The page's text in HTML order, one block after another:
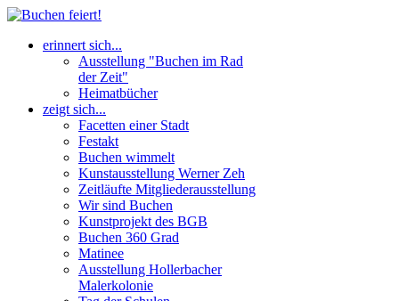
erinnert sich...
Ausstellung "Buchen im Rad
der Zeit"
Heimatbücher
zeigt sich...
Facetten einer Stadt
Festakt
Buchen wimmelt
Kunstausstellung Werner Zeh
Zeitläufte Mitgliederausstellung
Wir sind Buchen
Kunstprojekt des BGB
Buchen 360 Grad
Matinee
Ausstellung Hollerbacher
Malerkolonie